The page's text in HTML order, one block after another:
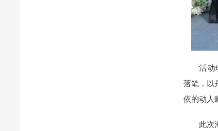
活动现
落笔，以
依的动人
此次海